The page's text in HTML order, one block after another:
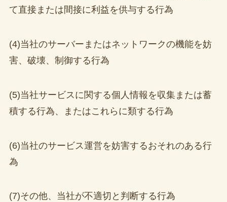
て直接または間接に利益を供与する行為
(4)当社のサーバーまたはネットワークの機能を妨
害、破壊、制御する行為
(5)当社サービスに関する個人情報を収集または蓄
積する行為、またはこれらに類する行為
(6)当社のサービス運営を妨害するおそれのある行
為
(7)その他、当社が不適切と判断する行為